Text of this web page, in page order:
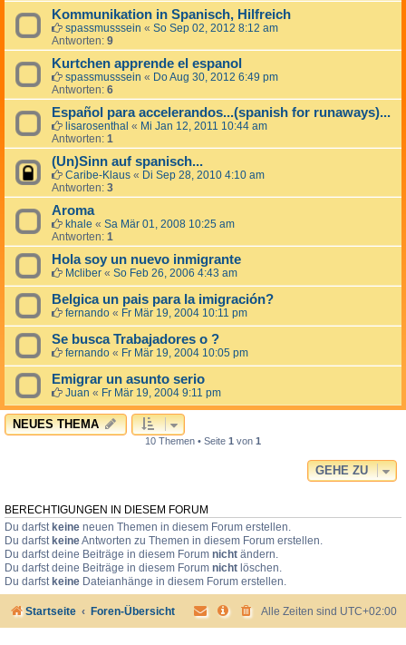
Kommunikation in Spanisch, Hilfreich
spassmusssein « So Sep 02, 2012 8:12 am
Antworten: 9
Kurtchen apprende el espanol
spassmusssein « Do Aug 30, 2012 6:49 pm
Antworten: 6
Español para accelerandos...(spanish for runaways)...
lisarosenthal « Mi Jan 12, 2011 10:44 am
Antworten: 1
(Un)Sinn auf spanisch...
Caribe-Klaus « Di Sep 28, 2010 4:10 am
Antworten: 3
Aroma
khale « Sa Mär 01, 2008 10:25 am
Antworten: 1
Hola soy un nuevo inmigrante
Mcliber « So Feb 26, 2006 4:43 am
Belgica un pais para la imigración?
fernando « Fr Mär 19, 2004 10:11 pm
Se busca Trabajadores o ?
fernando « Fr Mär 19, 2004 10:05 pm
Emigrar un asunto serio
Juan « Fr Mär 19, 2004 9:11 pm
NEUES THEMA
10 Themen • Seite 1 von 1
GEHE ZU
BERECHTIGUNGEN IN DIESEM FORUM
Du darfst keine neuen Themen in diesem Forum erstellen.
Du darfst keineAntworten zu Themen in diesem Forum erstellen.
Du darfst deine Beiträge in diesem Forum nicht ändern.
Du darfst deine Beiträge in diesem Forum nicht löschen.
Du darfst keine Dateianhänge in diesem Forum erstellen.
Startseite Foren-Übersicht Alle Zeiten sind UTC+02:00